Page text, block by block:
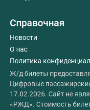
Справочная
Новости
О нас
Политика
Ж/д билеты
Цифровые
17.02.2026. Сайт не
«РЖД». Стоимость